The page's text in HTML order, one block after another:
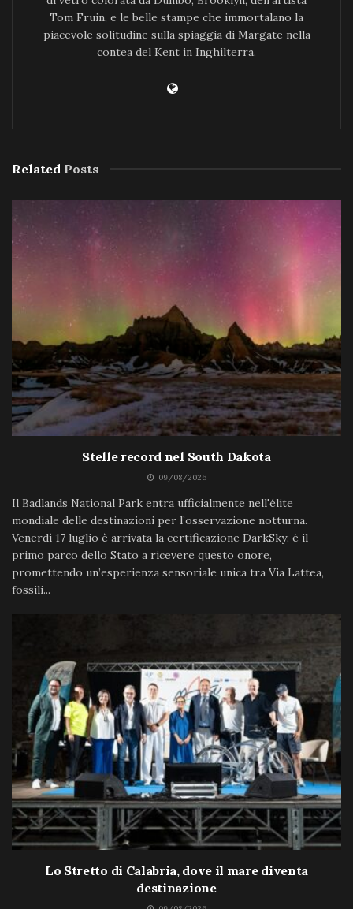
Tom Fruin, e le belle stampe che immortalano la
piacevole solitudine sulla spiaggia di Margate nella
contea del Kent in Inghilterra.
Related Posts
Stelle record nel South Dakota
09/08/2026
Il Badlands National Park entra ufficialmente nell'élite
mondiale delle destinazioni per l’osservazione notturna.
Venerdì 17 luglio è arrivata la certificazione DarkSky: è il
primo parco dello Stato a ricevere questo onore,
promettendo un’esperienza sensoriale unica tra Via Lattea,
fossili...
Lo Stretto di Calabria, dove il mare diventa
destinazione